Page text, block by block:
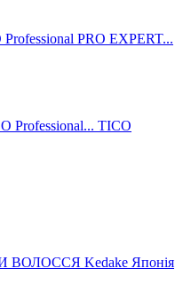
PRO EXPERT...
Professional... TICO
Kedake Японія